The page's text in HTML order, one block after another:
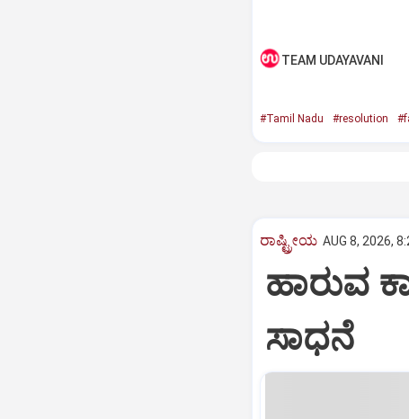
TEAM UDAYAVANI
#Tamil Nadu #resolution
ರಾಷ್ಟ್ರೀಯ AUG 8, 2026,
ಹಾರುವ
ಸಾಧನೆ